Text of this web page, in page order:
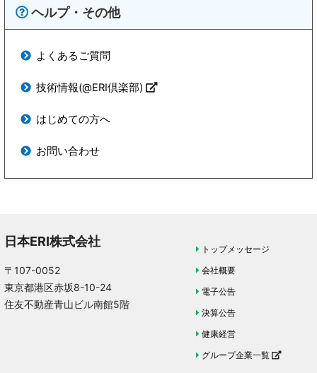
ヘルプ・その他
よくあるご質問
技術情報(@ERI倶楽部)
はじめての方へ
お問い合わせ
日本ERI株式会社
〒107-0052
東京都港区赤坂8-10-24
住友不動産青山ビル南館5階
トップメッセージ
会社概要
電子公告
決算公告
健康経営
グループ企業一覧